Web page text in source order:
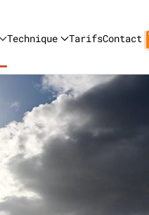
Technique TarifsContact